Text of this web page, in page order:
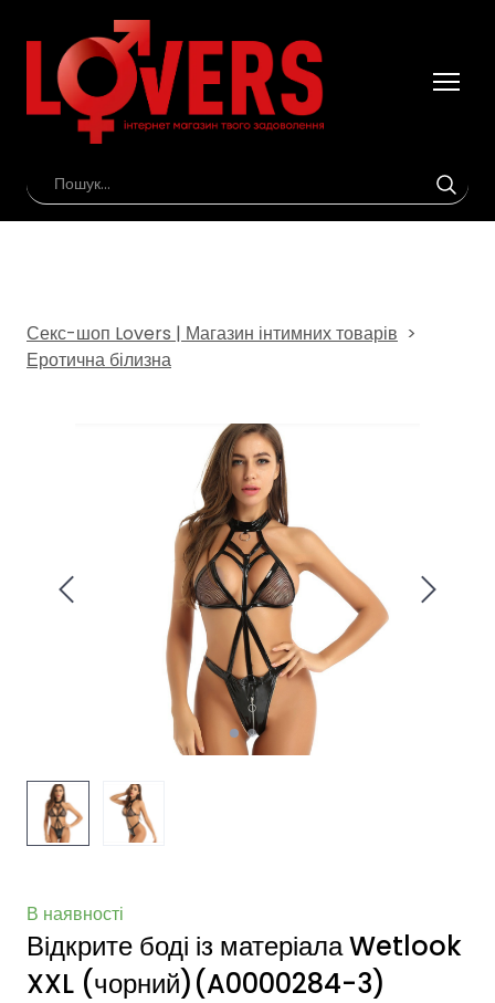
Секс-шоп Lovers | Магазин інтимних товарів
Еротична білизна
В наявності
Відкрите боді із матеріала Wetlook
XXL (чорний)(A0000284-3)